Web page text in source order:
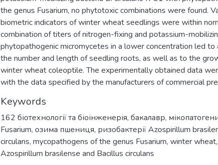
the genus Fusarium, no phytotoxic combinations were found.
biometric indicators of winter wheat seedlings were within
combination of titers of nitrogen-fixing and potassium-
phytopathogenic micromycetes in a lower concentration led to
the number and length of seedling roots, as well as to the
winter wheat coleoptile. The experimentally obtained data
with the data specified by the manufacturers of commercial
Keywords
162 біотехнології та біоінженерія, бакалавр,
Fusarium, озима пшениця, ризобактерії Azospirillum
circulans, mycopathogens of the genus Fusarium, winter wheat,
Azospirillum brasilense and Bacillus circulans